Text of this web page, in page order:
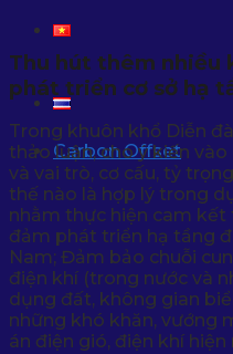
Carbon Offset
Thu hút thêm nhiều
phát triển cơ sở hạ
Trong khuôn khổ Diễn
thảo luận, cho ý kiến
và vai trò, cơ cấu, tỷ
thế nào là hợp lý trong
nhằm thực hiện cam kết
đảm phát triển hạ tầng
Nam; Đảm bảo chuỗi
điện khí (trong nước và
dụng đất, không gian
những khó khăn, vướng
án điện gió, điện khí hiện